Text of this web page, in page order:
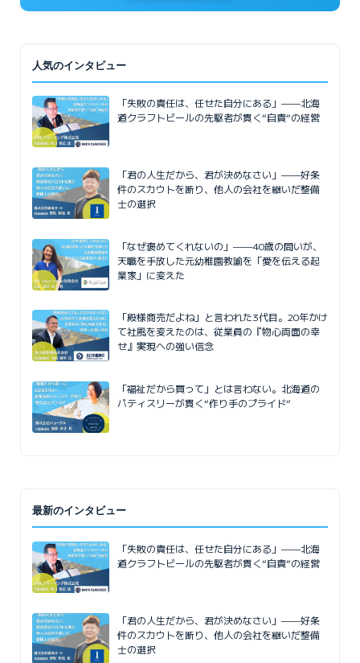
人気のインタビュー
「失敗の責任は、任せた自分にある」——北海
道クラフトビールの先駆者が貫く”自責”の経営
「君の人生だから、君が決めなさい」——好条
件のスカウトを断り、他人の会社を継いだ整備
士の選択
「なぜ褒めてくれないの」——40歳の問いが、
天職を手放した元幼稚園教諭を「愛を伝える起
業家」に変えた
「殿様商売だよね」と言われた3代目。20年かけ
て社風を変えたのは、従業員の『物心両面の幸
せ』実現への強い信念
「福祉だから買って」とは言わない。北海道の
パティスリーが貫く“作り手のプライド”
最新のインタビュー
「失敗の責任は、任せた自分にある」——北海
道クラフトビールの先駆者が貫く”自責”の経営
「君の人生だから、君が決めなさい」——好条
件のスカウトを断り、他人の会社を継いだ整備
士の選択